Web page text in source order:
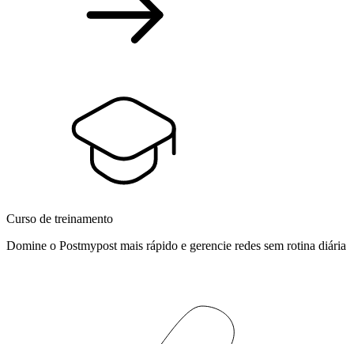
Curso de treinamento
Domine o Postmypost mais rápido e gerencie redes sem rotina diária